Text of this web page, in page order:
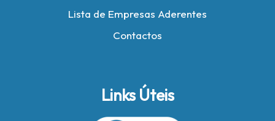
Lista de Empresas Aderentes
Contactos
Links Úteis